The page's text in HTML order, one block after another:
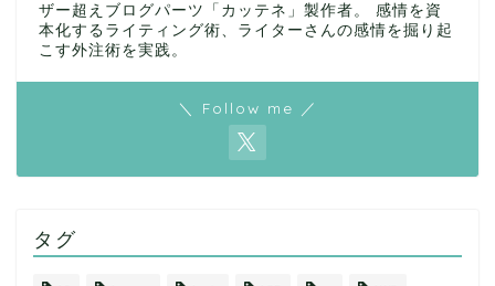
ザー超えブログパーツ「カッテネ」製作者。 感情を資
本化するライティング術、ライターさんの感情を掘り起
こす外注術を実践。
＼ Follow me ／
タグ